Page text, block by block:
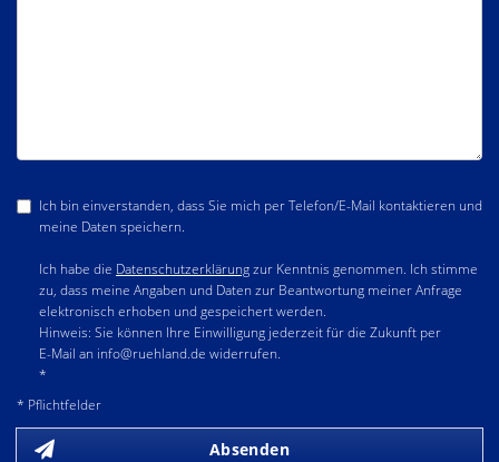
Ich bin einverstanden, dass Sie mich per Telefon/E-Mail kontaktieren und
meine Daten speichern.
Ich habe die Datenschutzerklärungzur Kenntnis genommen. Ich stimme
zu, dass meine Angaben und Daten zur Beantwortung meiner Anfrage
elektronisch erhoben und gespeichert werden.
Hinweis: Sie können Ihre Einwilligung jederzeit für die Zukunft per
E-Mail an info@ruehland.de widerrufen.
*
* Pflichtfelder
Absenden